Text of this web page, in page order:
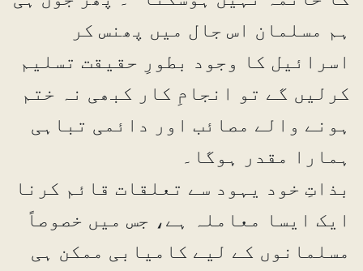
ہم مسلمان اس جال میں پھنس کر
اسرائیل کا وجود بطورِ حقیقت تسلیم
کرلیں گے تو انجامِ کار کبھی نہ ختم
ہونے والے مصائب اور دائمی تباہی
ہمارا مقدر ہوگا۔
بذاتِ خود یہود سے تعلقات قائم کرنا
ایک ایسا معاملہ ہے، جس میں خصوصاً
مسلمانوں کے لیے کامیابی ممکن ہی